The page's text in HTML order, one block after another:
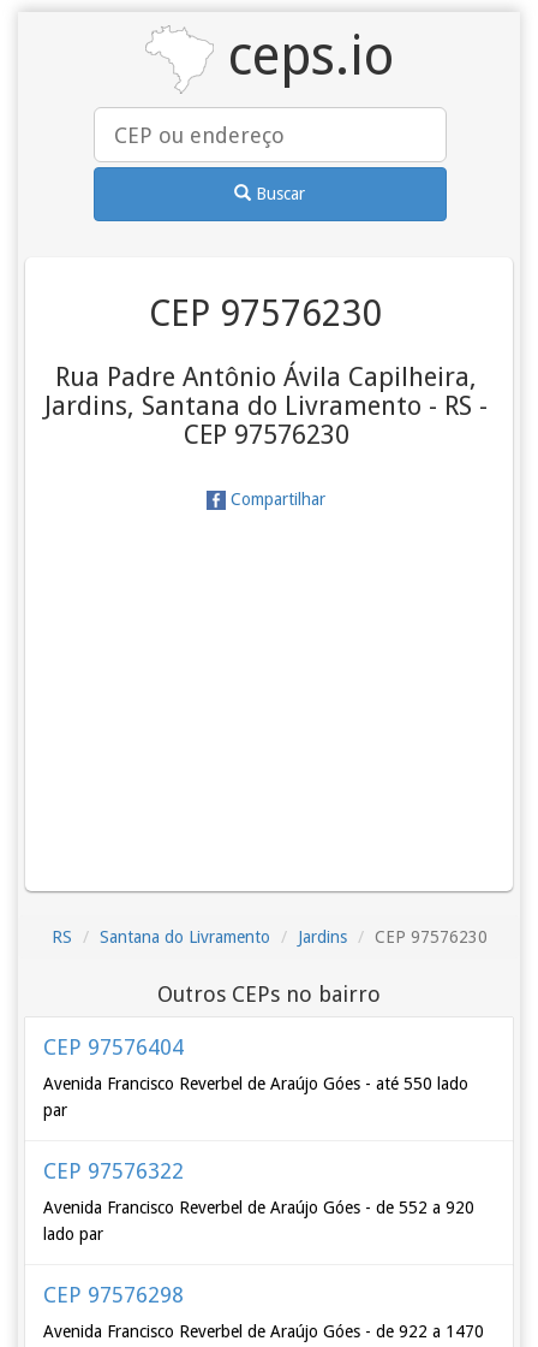
ceps.io
Buscar
CEP 97576230
Rua Padre Antônio Ávila Capilheira,
Jardins, Santana do Livramento - RS -
CEP 97576230
Compartilhar
RS Santana do Livramento Jardins CEP 97576230
Outros CEPs no bairro
CEP 97576404
Avenida Francisco Reverbel de Araújo Góes - até 550 lado
par
CEP 97576322
Avenida Francisco Reverbel de Araújo Góes - de 552 a 920
lado par
CEP 97576298
Avenida Francisco Reverbel de Araújo Góes - de 922 a 1470